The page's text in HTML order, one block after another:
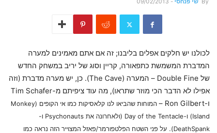
לכולנו יש חלקים אפלים בליבנו; זה אם אתם מאמינים למערה
המדברת המשמשת כתפאורה, קריין וסוג של יריב במשחק החדש
של Double Fine – המערה (The Cave). כן, יש מערה מדברת (וזה
אפילו לא הדבר הכי מוזר שתראו), מה עוד ציפיתם מ-Tim Schafer
ו-Ron Gilbert –
המוחות שהביאו לנו קלאסיקות כמו אי הקופים (Monkey
Island) ו-Day of the Tentacle (ולאחרונה את Psychonauts ו-
DeathSpank). על פני השטח הפלטפורמר/פאזל המצוייר הזה נראה כמו